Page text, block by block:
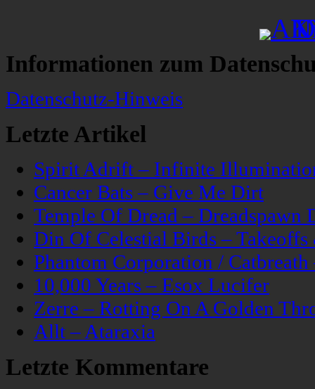
Informationen zum
Datenschutz-Hinweis
Letzte Artikel
Spirit Adrift – Infinite
Cancer Bats – Give Me Dirt
Temple Of Dread – Dreadspawn
Din Of Celestial Birds –
Phantom Corporation /
10,000 Years – Esox Lucifer
Zerre – Rotting On A Golden
Allt – Ataraxia
Letzte Kommentare